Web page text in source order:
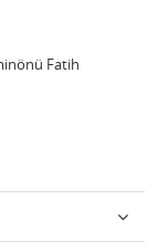
Fatih